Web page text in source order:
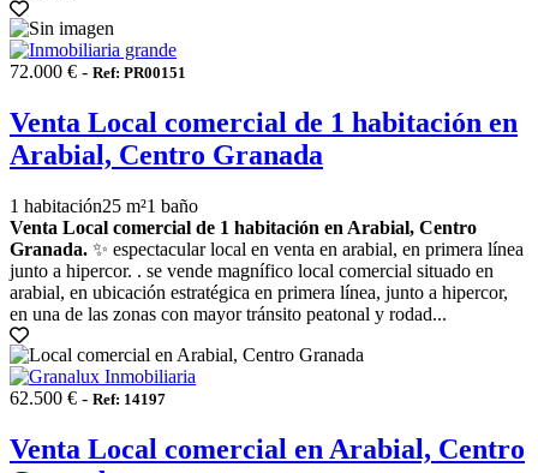
72.000 € - Ref: PR00151
Venta Local comercial de 1 habitación en
Arabial, Centro Granada
1 habitación25 m²1 baño
Venta Local comercial de 1 habitación en Arabial, Centro
Granada. ✨ espectacular local en venta en arabial, en primera línea
junto a hipercor. . se vende magnífico local comercial situado en
arabial, en ubicación estratégica en primera línea, junto a hipercor,
en una de las zonas con mayor tránsito peatonal y rodad...
62.500 € - Ref: 14197
Venta Local comercial en Arabial, Centro